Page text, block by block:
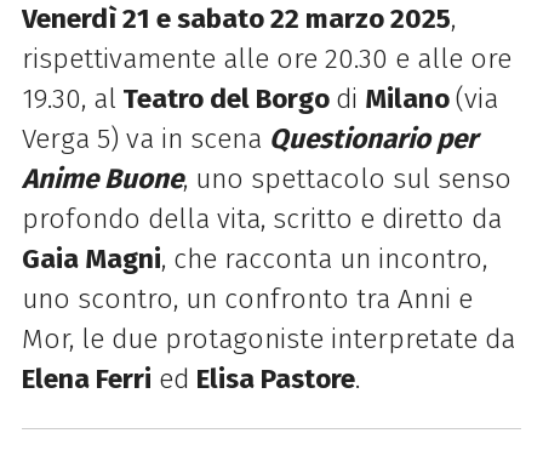
Venerdì 21 e sabato 22 marzo 2025,
rispettivamente alle ore 20.30 e alle ore
19.30, al Teatro del Borgo di Milano(via
Verga 5) va in scena Questionario per
Anime Buone, uno spettacolo sul senso
profondo della vita, scritto e diretto da
Gaia Magni, che racconta un incontro,
uno scontro, un confronto tra Anni e
Mor, le due protagoniste interpretate da
Elena Ferri ed Elisa Pastore.